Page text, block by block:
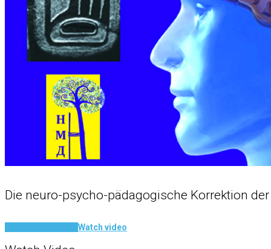
Die neuro-psycho-pädagogische Korrektion
Watch video